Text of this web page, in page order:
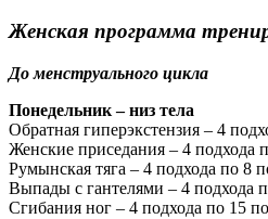
Женская программа
До менструального цикла
Понедельник – низ тела
Обратная гиперэкстензия – 4
Женские приседания – 4 подхода
Румынская тяга – 4 подхода по 8
Выпады с гантелями – 4 подхода
Сгибания ног – 4 подхода по 15